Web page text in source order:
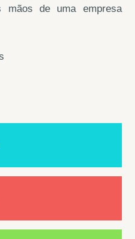
mãos de uma empresa